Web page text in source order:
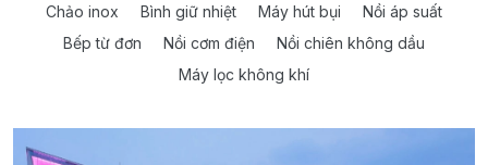
Chảo inox
Bình giữ nhiệt Máy hút bụi
Nồi áp suất
Bếp từ đơn
Nồi cơm điện
Nồi chiên không dầu
Máy lọc không khí